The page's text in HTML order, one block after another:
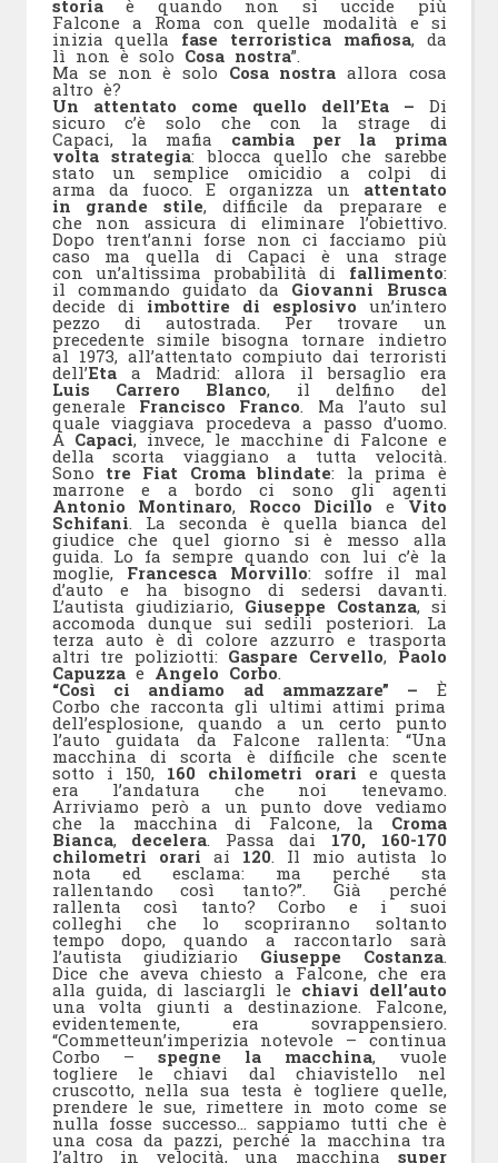
storiaè quando non si uccide più
Falcone a Roma con quelle modalità e si
inizia quella fase terroristica mafiosa, da
lì non è solo Cosa nostra”.
Ma se non è solo Cosa nostra allora cosa
altro è?
Un attentato come quello dell’Eta – Di
sicuro c’è solo che con la strage di
Capaci, la mafia cambia per la prima
volta strategia: blocca quello che sarebbe
stato un semplice omicidio a colpi di
arma da fuoco. E organizza un attentato
in grande stile, difficile da preparare e
che non assicura di eliminare l’obiettivo.
Dopo trent’anni forse non ci facciamo più
caso ma quella di Capaci è una strage
con un’altissima probabilità di fallimento:
il commando guidato da Giovanni Brusca
decide di imbottire di esplosivo un’intero
pezzo di autostrada. Per trovare un
precedente simile bisogna tornare indietro
al 1973, all’attentato compiuto dai terroristi
dell’Etaa Madrid: allora il bersaglio era
Luis Carrero Blanco, il delfino del
generale Francisco Franco. Ma l’auto sul
quale viaggiava procedeva a passo d’uomo.
A Capaci, invece, le macchine di Falcone e
della scorta viaggiano a tutta velocità.
Sono tre Fiat Croma blindate: la prima è
marrone e a bordo ci sono gli agenti
Antonio Montinaro, Rocco Dicillo eVito
Schifani. La seconda è quella bianca del
giudice che quel giorno si è messo alla
guida. Lo fa sempre quando con lui c’è la
moglie, Francesca Morvillo: soffre il mal
d’auto e ha bisogno di sedersi davanti.
L’autista giudiziario, Giuseppe Costanza, si
accomoda dunque sui sedili posteriori. La
terza auto è di colore azzurro e trasporta
altri tre poliziotti: Gaspare Cervello, Paolo
Capuzzae Angelo Corbo.
“Così ci andiamo ad ammazzare” – È
Corbo che racconta gli ultimi attimi prima
dell’esplosione, quando a un certo punto
l’auto guidata da Falcone rallenta: “Una
macchina di scorta è difficile che scente
sotto i 150, 160 chilometri orari e questa
era l’andatura che noi tenevamo.
Arriviamo però a un punto dove vediamo
che la macchina di Falcone, la Croma
Bianca, decelera. Passa dai 170, 160-170
chilometri orari ai 120. Il mio autista lo
nota ed esclama: ma perché sta
rallentando così tanto?”. Già perché
rallenta così tanto? Corbo e i suoi
colleghi che lo scopriranno soltanto
tempo dopo, quando a raccontarlo sarà
l’autista giudiziario Giuseppe Costanza.
Dice che aveva chiesto a Falcone, che era
alla guida, di lasciargli le chiavi dell’auto
una volta giunti a destinazione. Falcone,
evidentemente, era sovrappensiero.
“Commetteun’imperizia notevole – continua
Corbo – spegne la macchina, vuole
togliere le chiavi dal chiavistello nel
cruscotto, nella sua testa è togliere quelle,
prendere le sue, rimettere in moto come se
nulla fosse successo… sappiamo tutti che è
una cosa da pazzi, perché la macchina tra
l’altro in velocità, una macchina super